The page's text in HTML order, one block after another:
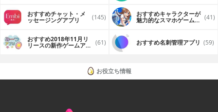
おすすめチャット・メ
ッセージングアプリ (145) おすすめキャラクターが
魅力的なスマホゲームア (41)
おすすめ2018年11月リ
リースの新作ゲームアプ (61) おすすめ名刺管理アプリ (59)
お役立ち情報